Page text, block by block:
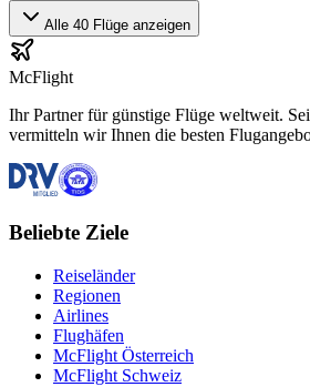
Alle 40 Flüge anzeigen
McFlight
Ihr Partner für günstige Flüge weltweit.
vermitteln wir Ihnen die besten
Beliebte Ziele
Reiseländer
Regionen
Airlines
Flughäfen
McFlight Österreich
McFlight Schweiz